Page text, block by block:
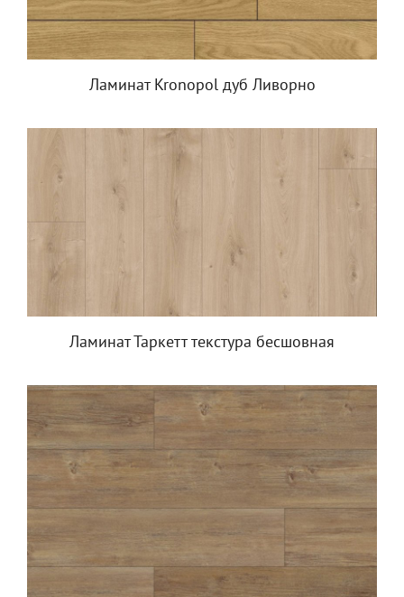
Ламинат Kronopol дуб Ливорно
Ламинат Таркетт текстура бесшовная